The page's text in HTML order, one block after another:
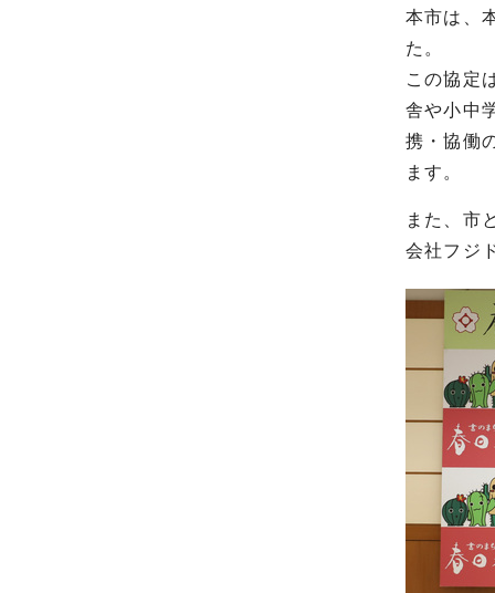
本市は、
た。
この協定
舎や小中
携・協働
ます。
また、市
会社フジ